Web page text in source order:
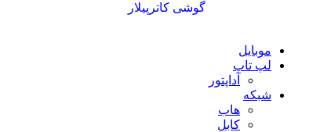
گوشی کاترپیلار
موبایل
لپ تاپ
آداپتور
شبکه
هاب
کابل